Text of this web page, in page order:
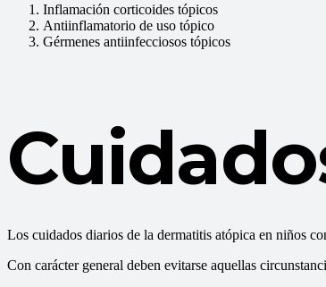
Inflamación corticoides tópicos
Antiinflamatorio de uso tópico
Gérmenes antiinfecciosos tópicos
Los cuidados diarios de la dermatitis atópica en niños
Con carácter general deben evitarse aquellas